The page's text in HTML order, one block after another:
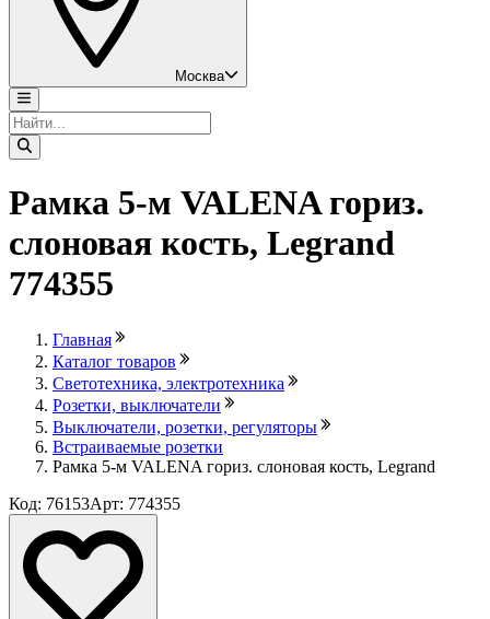
Москва
Рамка 5-м VALENA гориз.
слоновая кость, Legrand
774355
Главная
Каталог товаров
Светотехника, электротехника
Розетки, выключатели
Выключатели, розетки, регуляторы
Встраиваемые розетки
Рамка 5-м VALENA гориз. слоновая кость, Legrand
Код: 76153Арт: 774355